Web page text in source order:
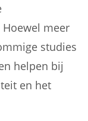
meer
studies
helpen bij
en het